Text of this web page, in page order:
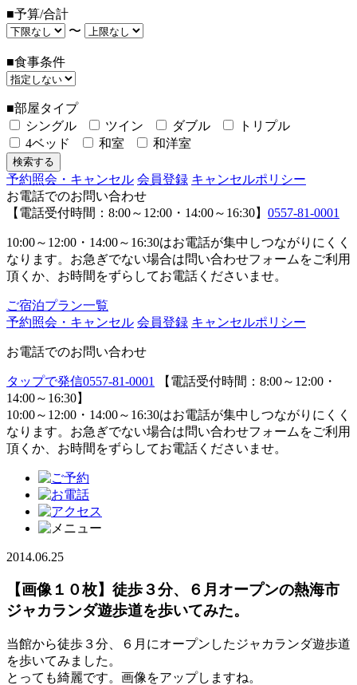
■予算/合計
〜
■食事条件
■部屋タイプ
シングル
ツイン ダブル
トリプル
4ベッド
和室 和洋室
予約照会・キャンセル 会員登録 キャンセルポリシー
お電話でのお問い合わせ
【電話受付時間：8:00～12:00・14:00～16:30】 0557-81-0001
10:00～12:00・14:00～16:30はお電話が集中しつながりにくく
なります。お急ぎでない場合は問い合わせフォームをご利用
頂くか、お時間をずらしてお電話くださいませ。
ご宿泊プラン一覧
予約照会・キャンセル 会員登録 キャンセルポリシー
お電話でのお問い合わせ
タップで発信0557-81-0001
【電話受付時間：8:00～12:00・
14:00～16:30】
10:00～12:00・14:00～16:30はお電話が集中しつながりにくく
なります。お急ぎでない場合は問い合わせフォームをご利用
頂くか、お時間をずらしてお電話くださいませ。
2014.06.25
【画像１０枚】徒歩３分、６月オープンの熱海市
ジャカランダ遊歩道を歩いてみた。
当館から徒歩３分、６月にオープンしたジャカランダ遊歩道
を歩いてみました。
とっても綺麗です。画像をアップしますね。